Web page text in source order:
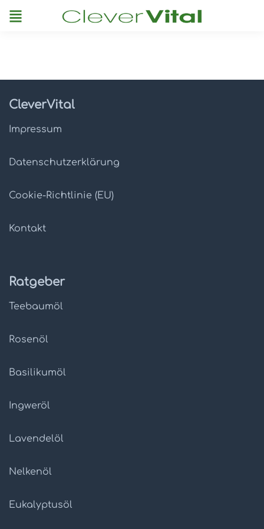
Menu
CleverVital
Impressum
Datenschutz­erklärung
Cookie-Richtlinie (EU)
Kontakt
Ratgeber
Teebaumöl
Rosenöl
Basilikumöl
Ingweröl
Lavendelöl
Nelkenöl
Eukalyptusöl